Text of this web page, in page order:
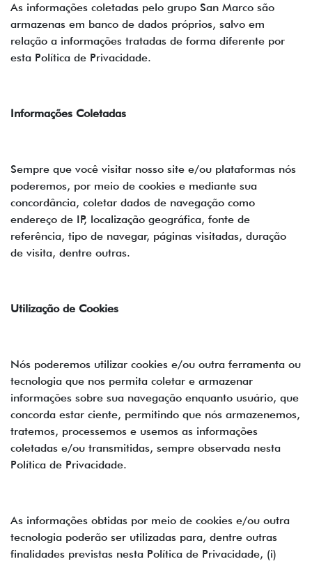
As informações coletadas pelo grupo San Marco são
armazenas em banco de dados próprios, salvo em
relação a informações tratadas de forma diferente por
esta Política de Privacidade.
Informações Coletadas
Sempre que você visitar nosso site e/ou plataformas nós
poderemos, por meio de cookies e mediante sua
concordância, coletar dados de navegação como
endereço de IP, localização geográfica, fonte de
referência, tipo de navegar, páginas visitadas, duração
de visita, dentre outras.
Utilização de Cookies
Nós poderemos utilizar cookies e/ou outra ferramenta ou
tecnologia que nos permita coletar e armazenar
informações sobre sua navegação enquanto usuário, que
concorda estar ciente, permitindo que nós armazenemos,
tratemos, processemos e usemos as informações
coletadas e/ou transmitidas, sempre observada nesta
Política de Privacidade.
As informações obtidas por meio de cookies e/ou outra
tecnologia poderão ser utilizadas para, dentre outras
finalidades previstas nesta Política de Privacidade, (i)